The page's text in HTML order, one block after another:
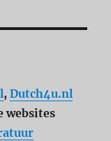
,Dutch4u.nl
websites